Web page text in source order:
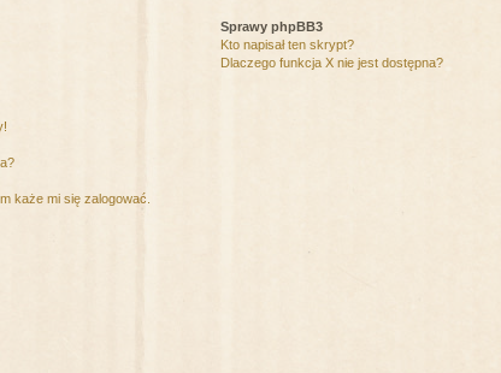
każe mi się zalogować.
Sprawy phpBB3
Kto napisał ten skrypt?
Dlaczego funkcja X nie jest dostępna?